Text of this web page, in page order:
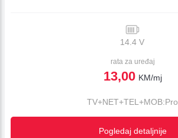
14.4 V
rata za uređaj
13,00 KM/mj
TV+NET+TEL+MOB:Pro
Pogledaj detaljnije